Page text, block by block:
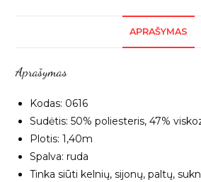
APRAŠYMAS
Aprašymas
Kodas: 0616
Sudėtis: 50% poliesteris, 47%
Plotis: 1,40m
Spalva: ruda
Tinka siūti kelnių, sijonų, paltų,